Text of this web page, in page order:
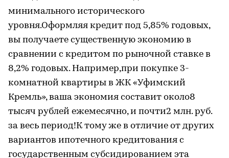
минимального исторического
уровня.Оформляя кредит под 5,85% годовых,
вы получаете существенную экономию в
сравнении с кредитом по рыночной ставке в
8,2% годовых. Например,при покупке 3-
комнатной квартиры в ЖК «Уфимский
Кремль», ваша экономия составит около8
тысяч рублей ежемесячно, и почти2 млн. руб.
за весь период!К тому же в отличие от других
вариантов ипотечного кредитования с
государственным субсидированием эта